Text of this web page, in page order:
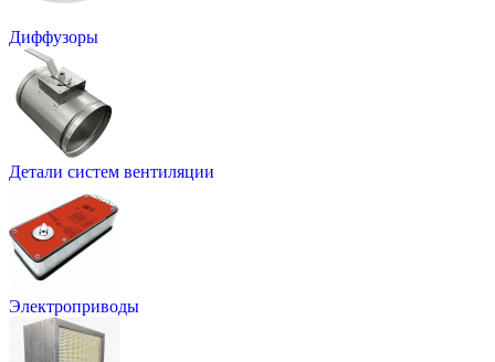
Диффузоры
Детали систем вентиляции
Электроприводы